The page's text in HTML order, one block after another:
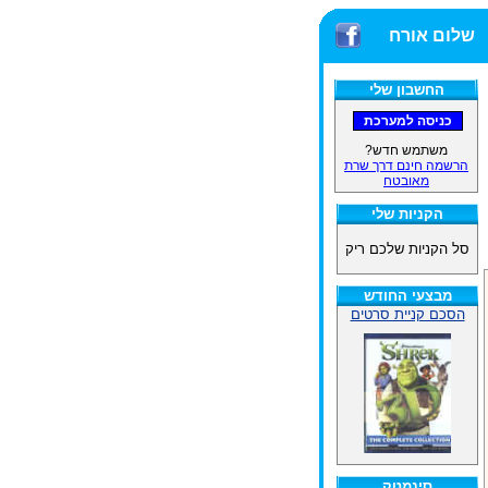
שלום אורח
החשבון שלי
משתמש חדש?
הרשמה חינם דרך שרת
מאובטח
הקניות שלי
סל הקניות שלכם ריק
מבצעי החודש
הסכם קניית סרטים